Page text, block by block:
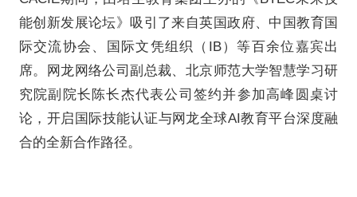
2025-11-05
2025年10月29日，“以教育
届中国国际教育年会（